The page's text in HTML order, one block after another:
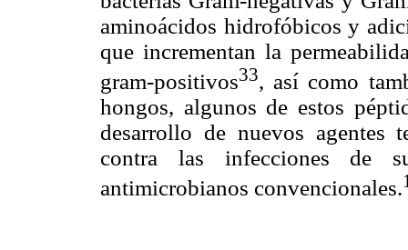
aminoácidos hidrofóbicos y
que incrementan la
gram-positivos33, así como
hongos, algunos de estos
desarrollo de nuevos agentes
contra las infecciones de
antimicrobianos convencionales.